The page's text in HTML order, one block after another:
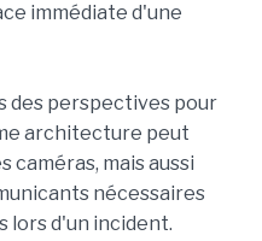
immédiate d'une
des perspectives pour
architecture peut
mais aussi
nécessaires
lors d'un incident.